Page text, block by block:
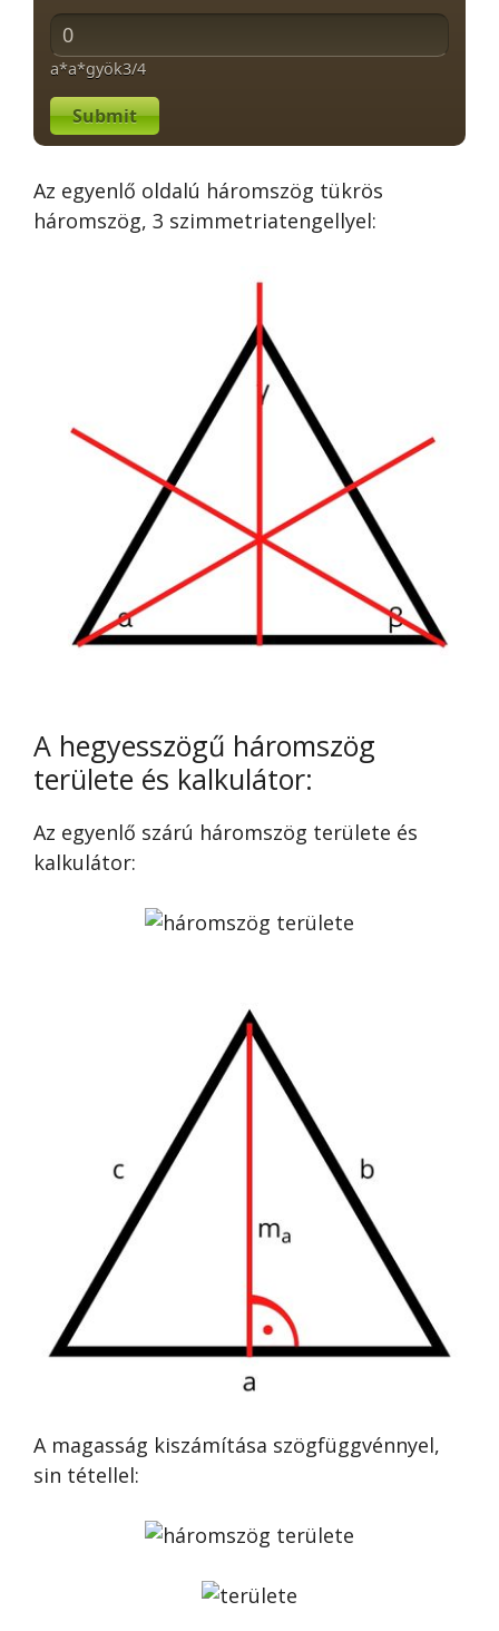
a*a*gyök3/4
Submit
Az egyenlő oldalú háromszög tükrös
háromszög, 3 szimmetriatengellyel:
A hegyesszögű háromszög
területe és kalkulátor:
Az egyenlő szárú háromszög területe és
kalkulátor:
A magasság kiszámítása szögfüggvénnyel,
sin tétellel: